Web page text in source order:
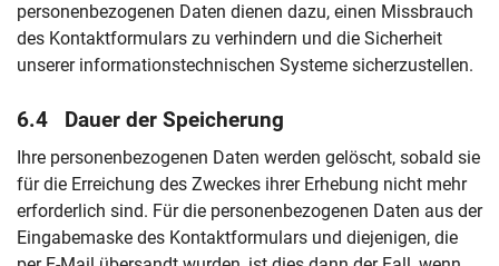
personenbezogenen Daten dienen dazu, einen Missbrauch
des Kontaktformulars zu verhindern und die Sicherheit
unserer informationstechnischen Systeme sicherzustellen.
6.4 Dauer der Speicherung
Ihre personenbezogenen Daten werden gelöscht, sobald sie
für die Erreichung des Zweckes ihrer Erhebung nicht mehr
erforderlich sind. Für die personenbezogenen Daten aus der
Eingabemaske des Kontaktformulars und diejenigen, die